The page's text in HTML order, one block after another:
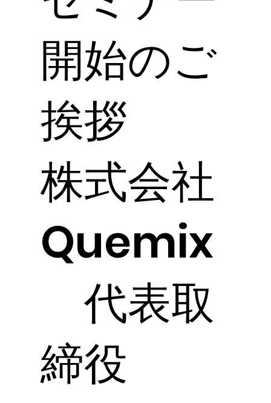
開始のご
挨拶
株式会社
Quemix
代表取
締役